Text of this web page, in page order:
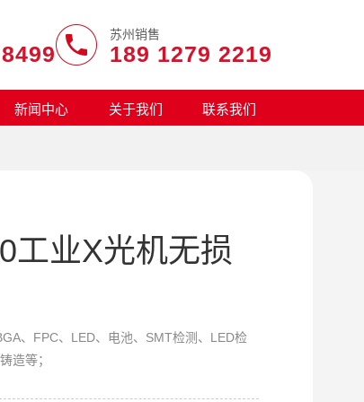
苏州销售
189 1279 2219
新闻中心 关于我们 联系我们
工业X光机无损
、FPC、LED、电池、SMT检测、LED检
造等；